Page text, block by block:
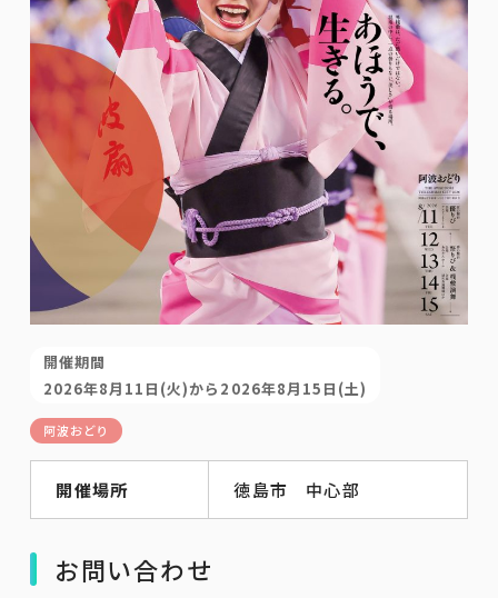
開催期間
2026年8月11日(火)から2026年8月15日(土)
阿波おどり
開催場所 徳島市 中心部
お問い合わせ